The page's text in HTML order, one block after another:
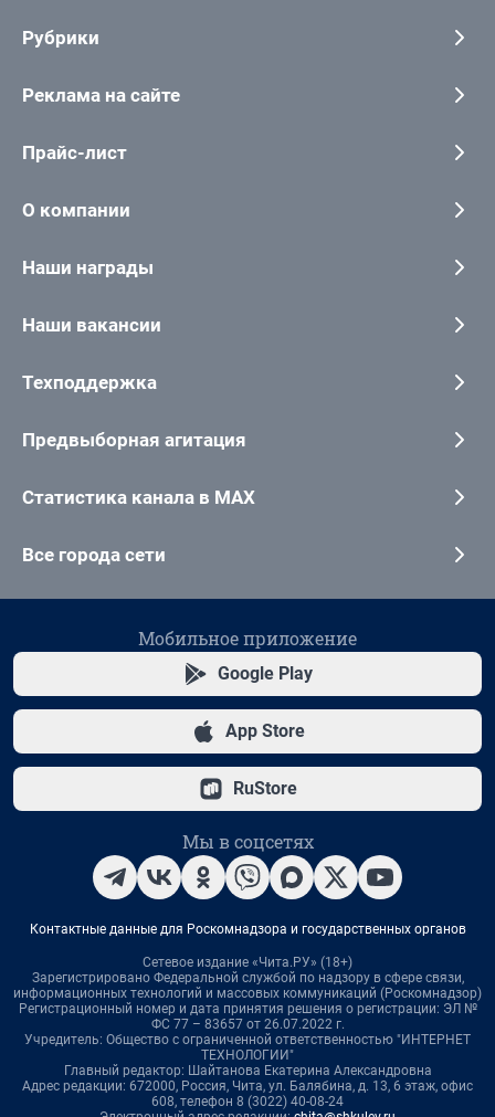
Рубрики
Реклама на сайте
Прайс-лист
О компании
Наши награды
Наши вакансии
Техподдержка
Предвыборная агитация
Статистика канала в MAX
Все города сети
Мобильное приложение
Google Play
App Store
RuStore
Мы в соцсетях
Контактные данные для Роскомнадзора и государственных органов
Сетевое издание «Чита.РУ» (18+)
Зарегистрировано Федеральной службой по надзору в сфере связи,
информационных технологий и массовых коммуникаций (Роскомнадзор)
Регистрационный номер и дата принятия решения о регистрации: ЭЛ №
ФС 77 – 83657 от 26.07.2022 г.
Учредитель: Общество с ограниченной ответственностью "ИНТЕРНЕТ
ТЕХНОЛОГИИ"
Главный редактор: Шайтанова Екатерина Александровна
Адрес редакции: 672000, Россия, Чита, ул. Балябина, д. 13, 6 этаж, офис
608, телефон 8 (3022) 40-08-24